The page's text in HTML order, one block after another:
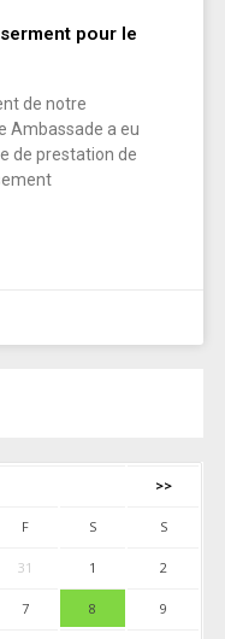
pour le
de notre
Ambassade a eu
de prestation de
>>
F S S
31 1 2
7 8 9